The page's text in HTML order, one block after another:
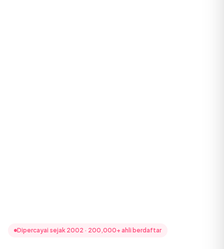
Dipercayai sejak 2002 · 200,000+ ahli berdaftar